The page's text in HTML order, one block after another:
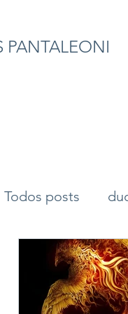
PANTALEONI
Todos posts
composição